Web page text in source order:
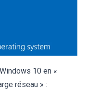
10 en «
réseau » :